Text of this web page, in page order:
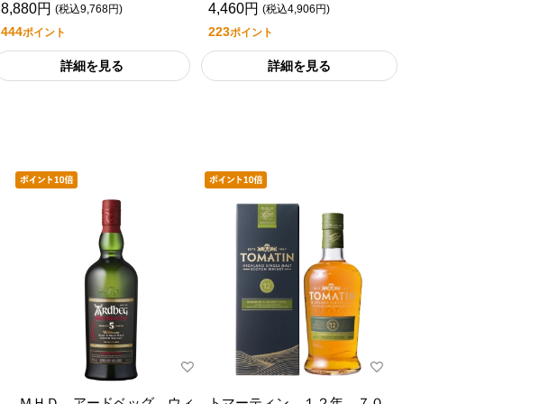
8,880円 (税込9,768円)
444ポイント
詳細を見る
4,460円 (税込4,906円)
223ポイント
詳細を見る